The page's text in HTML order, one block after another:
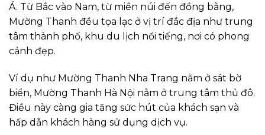
Á. Từ Bắc vào Nam, từ miền núi đến đồng bằng,
Mường Thanh đều tọa lạc ở vị trí đắc địa như trung
tâm thành phố, khu du lịch nổi tiếng, nơi có phong
cảnh đẹp.
Ví dụ như Mường Thanh Nha Trang nằm ở sát bờ
biển, Mường Thanh Hà Nội nằm ở trung tâm thủ đô.
Điều này càng gia tăng sức hút của khách sạn và
hấp dẫn khách hàng sử dụng dịch vụ.